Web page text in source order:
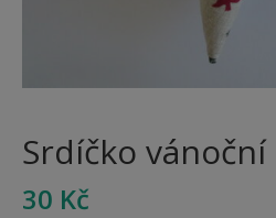
Srdíčko vánoční
30 Kč